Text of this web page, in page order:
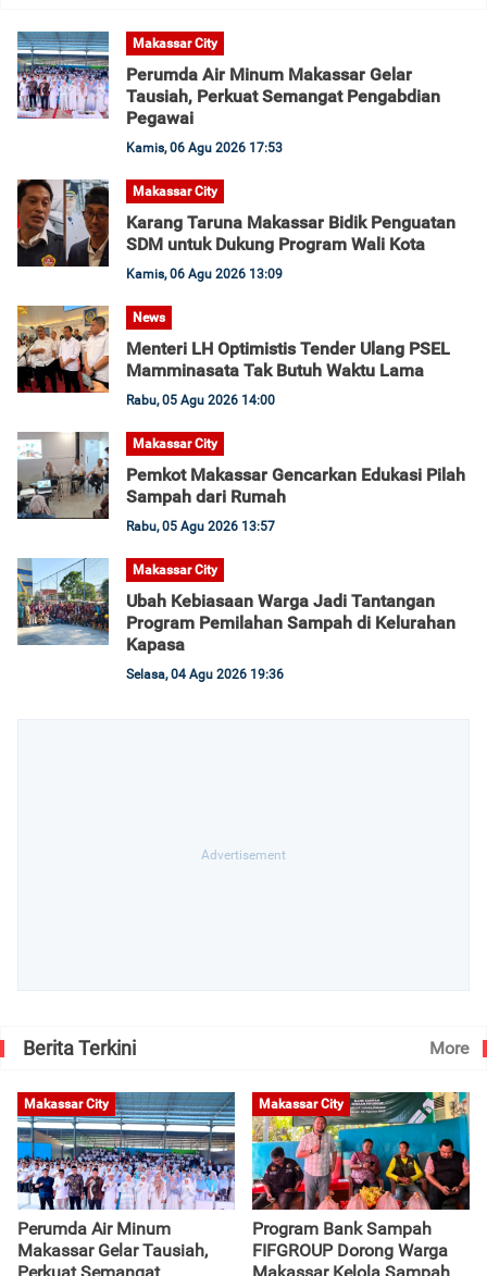
Makassar City
Perumda Air Minum Makassar Gelar
Tausiah, Perkuat Semangat Pengabdian
Pegawai
Kamis, 06 Agu 2026 17:53
Makassar City
Karang Taruna Makassar Bidik Penguatan
SDM untuk Dukung Program Wali Kota
Kamis, 06 Agu 2026 13:09
News
Menteri LH Optimistis Tender Ulang PSEL
Mamminasata Tak Butuh Waktu Lama
Rabu, 05 Agu 2026 14:00
Makassar City
Pemkot Makassar Gencarkan Edukasi Pilah
Sampah dari Rumah
Rabu, 05 Agu 2026 13:57
Makassar City
Ubah Kebiasaan Warga Jadi Tantangan
Program Pemilahan Sampah di Kelurahan
Kapasa
Selasa, 04 Agu 2026 19:36
Berita Terkini More
Makassar City
Perumda Air Minum
Makassar Gelar Tausiah,
Makassar City
Program Bank Sampah
FIFGROUP Dorong Warga